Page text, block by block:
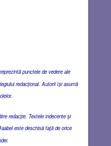
punctele de vedere ale
redacţional. Autorii îşi asumă
redacţie. Textele indecente şi
este deschisă faţă de orice